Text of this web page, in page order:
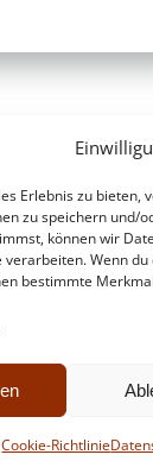
Erlebnis zu bieten,
zu speichern und/
können wir
verarbeiten. Wenn
bestimmte
Cookie-Richtlinie